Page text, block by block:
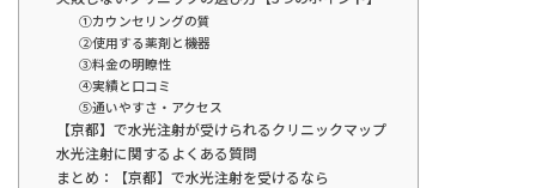
①カウンセリングの質
②使用する薬剤と機器
③料金の明瞭性
④実績と口コミ
⑤通いやすさ・アクセス
【京都】で水光注射が受けられるクリニックマップ
水光注射に関するよくある質問
まとめ：【京都】で水光注射を受けるなら